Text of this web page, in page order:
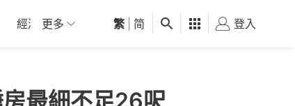
經濟 01深圳 觀點 健康 好食玩飛
更多 繁 简 登入